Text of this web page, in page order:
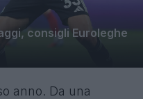
consigli Euroleghe
anno. Da una